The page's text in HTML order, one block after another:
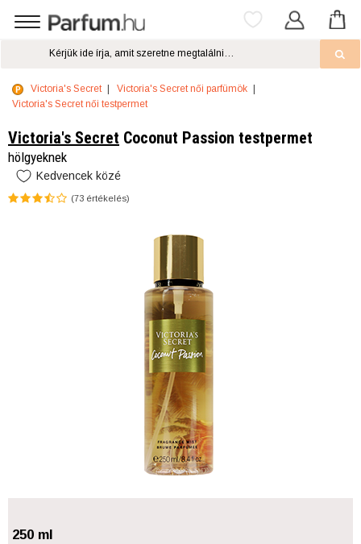
Victoria's Secret
Victoria's Secret női parfümök
Victoria's Secret női testpermet
Victoria's Secret Coconut Passion testpermet
hölgyeknek
Kedvencek közé
(73 értékelés)
250 ml